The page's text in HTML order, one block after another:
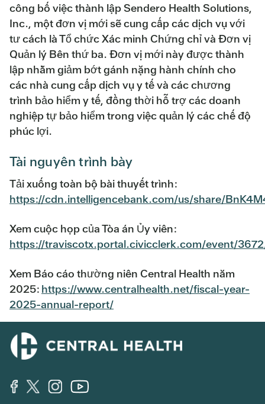
công bố việc thành lập Sendero Health Solutions,
Inc., một đơn vị mới sẽ cung cấp các dịch vụ với
tư cách là Tổ chức Xác minh Chứng chỉ và Đơn vị
Quản lý Bên thứ ba. Đơn vị mới này được thành
lập nhằm giảm bớt gánh nặng hành chính cho
các nhà cung cấp dịch vụ y tế và các chương
trình bảo hiểm y tế, đồng thời hỗ trợ các doanh
nghiệp tự bảo hiểm trong việc quản lý các chế độ
phúc lợi.
Tài nguyên trình bày
Tải xuống toàn bộ bài thuyết trình:
https://cdn.intelligencebank.com/us/share/
Xem cuộc họp của Tòa án Ủy viên:
https://traviscotx.portal.civicclerk.com/event/
Xem Báo cáo thường niên Central Health năm
2025: https://www.centralhealth.net/fiscal-year-
2025-annual-report/